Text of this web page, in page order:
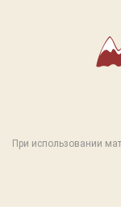
При использовании